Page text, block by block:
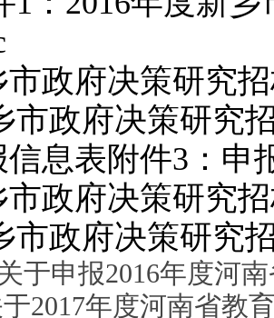
市政府决策研究
市政府决策研究
信息表附件3：申
市政府决策研究
市政府决策研究
于申报2016年度河
2017年度河南省教